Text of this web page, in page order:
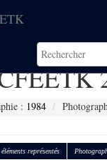
: 1984
représentés